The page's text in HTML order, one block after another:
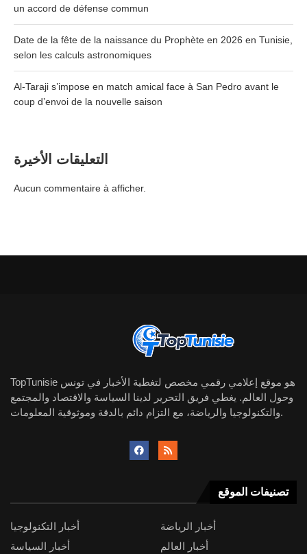
un accord de défense commun
Date de la fête de la naissance du Prophète en 2026 en Tunisie,
selon les calculs astronomiques
Al-Taraji s’impose en match amical face à San Pedro avant le
coup d’envoi de la nouvelle saison
التعليقات الأخيرة
Aucun commentaire à afficher.
TopTunisie هو موقع إعلامي رقمي مخصص لتغطية الأخبار في تونس
وحول العالم. يغطي فريق التحرير لدينا السياسة والاقتصاد والمجتمع
والتكنولوجيا والرياضة، مع التزام دائم بالدقة وموثوقية المعلومات.
تصنيفات الموقع
أخبار التكنولوجيا
أخبار الرياضة
أخبار السياسة
أخبار العالم